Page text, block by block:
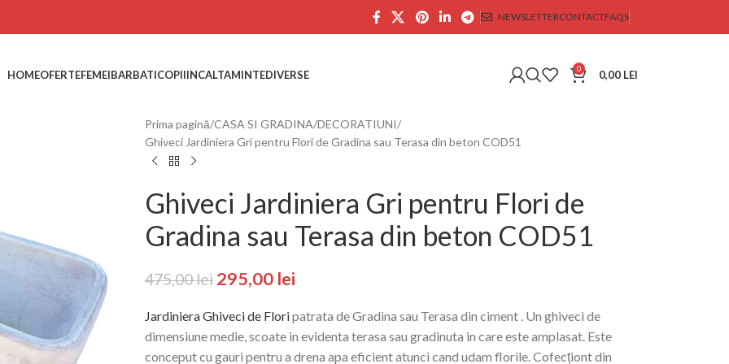
NEWSLETTERCONTACTFAQS
HOMEOFERTEFEMEIBARBATICOPIIINCALTAMINTEDIVERSE 0 0,00 LEI
Prima pagină CASA SI GRADINA DECORATIUNI
Ghiveci Jardiniera Gri pentru Flori de Gradina sau Terasa din beton COD51
Ghiveci Jardiniera Gri pentru Flori de
Gradina sau Terasa din beton COD51
475,00lei 295,00 lei
Jardiniera Ghiveci de Floripatrata de Gradina sau Terasa din ciment . Un ghiveci de
dimensiune medie, scoate in evidenta terasa sau gradinuta in care este amplasat. Este
conceput cu gauri pentru a drena apa eficient atunci cand udam florile. Cofecționt din